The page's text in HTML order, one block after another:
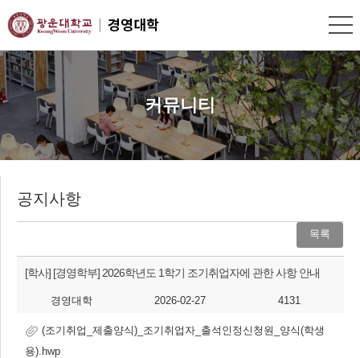
커뮤니티
공지사항
목록
[학사] [경영학부] 2026학년도 1학기 조기취업자에 관한 사항 안내
경영대학 2026-02-27 4131
(조기취업_제출양식)_조기취업자_출석인정신청원_양식(학생
용).hwp